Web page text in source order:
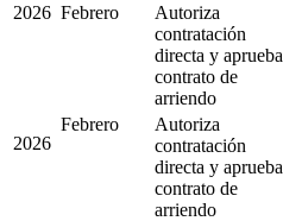
2026 Febrero
Autoriza
contratación
directa y aprueba
contrato de
arriendo
2026
Febrero
Autoriza
contratación
directa y aprueba
contrato de
arriendo